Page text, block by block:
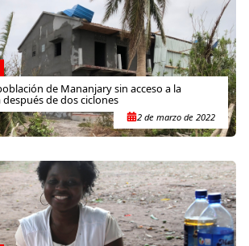
de Mananjary sin acceso a la
de dos ciclones
2 de marzo de 2022